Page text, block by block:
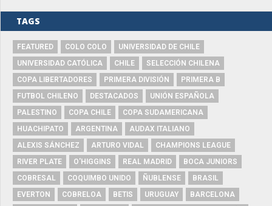
TAGS
FEATURED COLO COLO
UNIVERSIDAD DE CHILE
UNIVERSIDAD CATÓLICA
CHILE
SELECCIÓN CHILENA
COPA LIBERTADORES
PRIMERA DIVISIÓN
PRIMERA B
FUTBOL CHILENO
DESTACADOS
UNIÓN ESPAÑOLA
PALESTINO
COPA CHILE
COPA SUDAMERICANA
HUACHIPATO
ARGENTINA
AUDAX ITALIANO
ALEXIS SÁNCHEZ
ARTURO VIDAL
CHAMPIONS LEAGUE
RIVER PLATE
O'HIGGINS REAL MADRID
BOCA JUNIORS
COBRESAL
COQUIMBO UNIDO ÑUBLENSE
BRASIL
EVERTON
COBRELOA BETIS URUGUAY
BARCELONA